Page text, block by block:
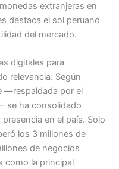
extranjeras en
destaca el sol peruano
del mercado.
digitales para
relevancia. Según
—respaldada por el
se ha consolidado
en el país. Solo
los 3 millones de
de negocios
como la principal